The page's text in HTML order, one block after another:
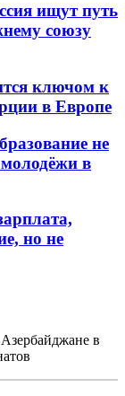
ищут путь
союзу
ключом к
в Европе
не
молодёжи в
но не
в